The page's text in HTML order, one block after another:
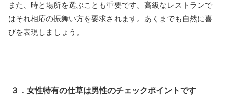
また、時と場所を選ぶことも重要です。高級なレストランで
はそれ相応の振舞い方を要求されます。あくまでも自然に喜
びを表現しましょう。
３．女性特有の仕草は男性のチェックポイントです